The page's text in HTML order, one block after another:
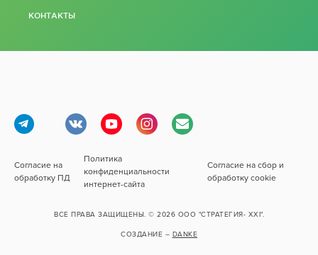
КОНТАКТЫ
ВСЕ ПРАВА ЗАЩИЩЕНЫ. © 2026 ООО "СТРАТЕГИЯ- XXI".
Согласие на
обработку ПД
Политика
конфиденциальности
интернет-сайта
Согласие на сбор и
обработку cookie
СОЗДАНИЕ – DANKE